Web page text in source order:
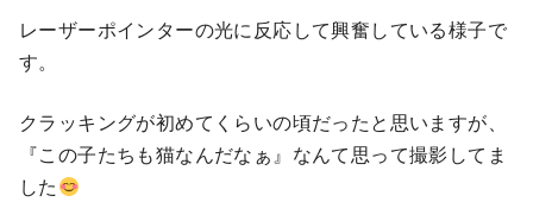
レーザーポインターの光に反応して興奮している様子で
す。
クラッキングが初めてくらいの頃だったと思いますが、
『この子たちも猫なんだなぁ』なんて思って撮影してま
した